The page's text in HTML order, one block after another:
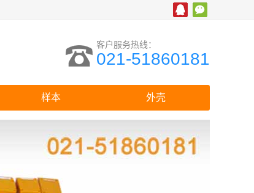
客户服务热线：
021-51860181
样本 外壳